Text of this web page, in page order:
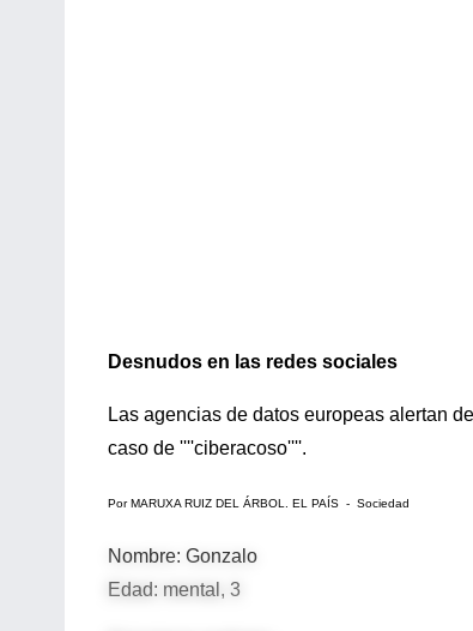
Desnudos en las redes sociales
Las agencias de datos europeas alertan
caso de ''''ciberacoso''''.
Por MARUXA RUIZ DEL ÁRBOL. EL PAÍS - Sociedad
Nombre: Gonzalo
Edad: mental, 3